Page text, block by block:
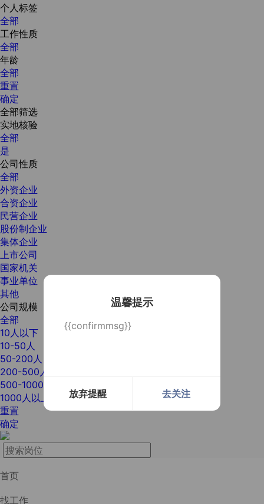
温馨提示
{{confirmmsg}}
放弃提醒 去关注
个人标签
全部
工作性质
全部
年龄
全部
重置
确定
全部筛选
实地核验
全部
是
公司性质
全部
外资企业
合资企业
民营企业
股份制企业
集体企业
上市公司
国家机关
事业单位
其他
公司规模
全部
10人以下
10-50人
50-200人
200-500人
500-1000人
1000人以上
重置
确定
首页
找工作